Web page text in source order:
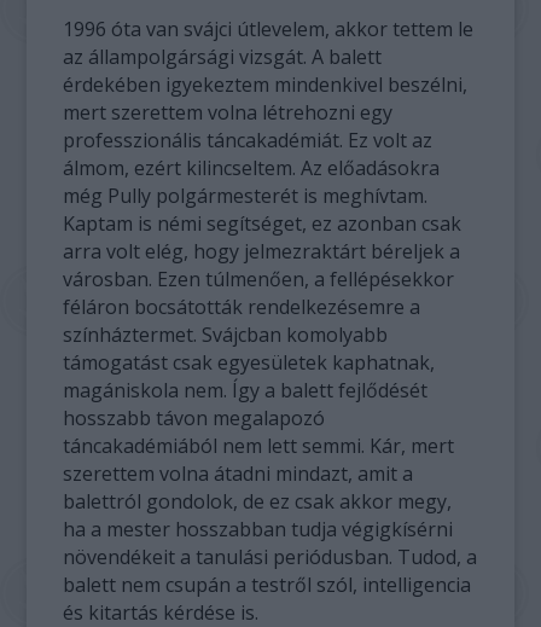
1996 óta van svájci útlevelem, akkor tettem le
az állampolgársági vizsgát. A balett
érdekében igyekeztem mindenkivel beszélni,
mert szerettem volna létrehozni egy
professzionális táncakadémiát. Ez volt az
álmom, ezért kilincseltem. Az előadásokra
még Pully polgármesterét is meghívtam.
Kaptam is némi segítséget, ez azonban csak
arra volt elég, hogy jelmezraktárt béreljek a
városban. Ezen túlmenően, a fellépésekkor
féláron bocsátották rendelkezésemre a
színháztermet. Svájcban komolyabb
támogatást csak egyesületek kaphatnak,
magániskola nem. Így a balett fejlődését
hosszabb távon megalapozó
táncakadémiából nem lett semmi. Kár, mert
szerettem volna átadni mindazt, amit a
balettról gondolok, de ez csak akkor megy,
ha a mester hosszabban tudja végigkísérni
növendékeit a tanulási periódusban. Tudod, a
balett nem csupán a testről szól, intelligencia
és kitartás kérdése is.